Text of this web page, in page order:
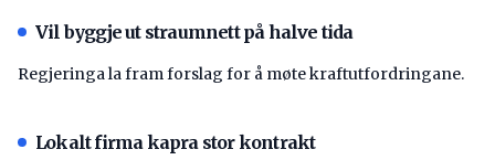
Vil byggje ut straumnett på halve tida
Regjeringa la fram forslag for å møte kraftutfordringane.
Lokalt firma kapra stor kontrakt